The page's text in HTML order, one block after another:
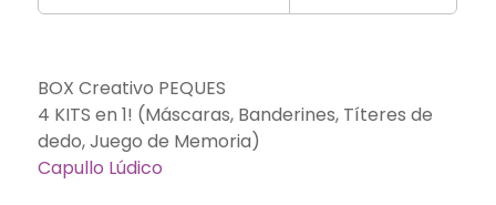
BOX Creativo PEQUES
4 KITS en 1! (Máscaras, Banderines, Títeres de
dedo, Juego de Memoria)
Capullo Lúdico